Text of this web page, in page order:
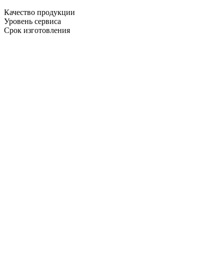
Качество продукции
Уровень сервиса
Срок изготовления